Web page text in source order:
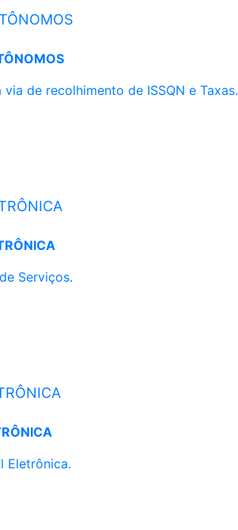
de recolhimento de ISSQN e Taxas.
Serviços.
Eletrônica.